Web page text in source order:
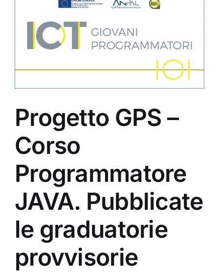
Progetto GPS –
Corso
Programmatore
JAVA. Pubblicate
le graduatorie
provvisorie